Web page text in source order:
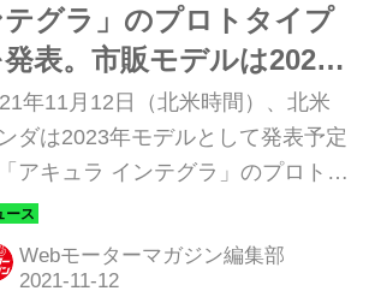
テグラ」のプロトタイプ
発表。市販モデルは2022
半に発表予定
年11月12日（北米時間）、北米
ダは2023年モデルとして発表予定
アキュラ インテグラ」のプロトタ
を発表した。市販モデルの詳細は
年前半の市場導入に向けて発表さ
予定だ。
Webモーターマガジン編集部